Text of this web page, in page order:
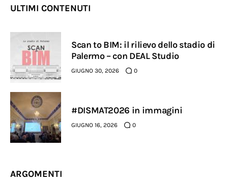
ULTIMI CONTENUTI
Scan to BIM: il rilievo dello stadio di
Palermo – con DEAL Studio
GIUGNO 30, 2026 0
#DISMAT2026 in immagini
GIUGNO 16, 2026 0
ARGOMENTI